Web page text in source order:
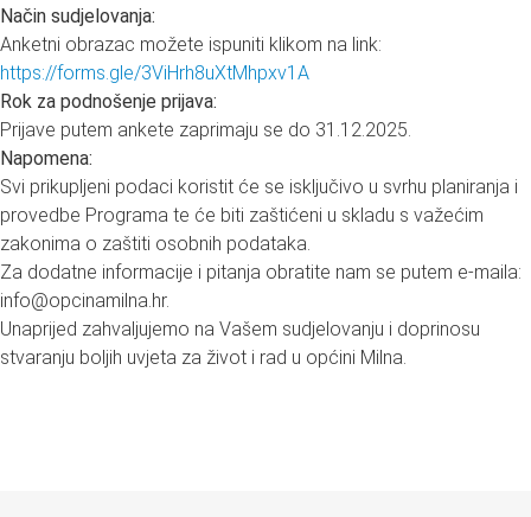
Način sudjelovanja:
Anketni obrazac možete ispuniti klikom na link:
https://forms.gle/3ViHrh8uXtMhpxv1A
Rok za podnošenje prijava:
Prijave putem ankete zaprimaju se do 31.12.2025.
Napomena:
Svi prikupljeni podaci koristit će se isključivo u svrhu planiranja i
provedbe Programa te će biti zaštićeni u skladu s važećim
zakonima o zaštiti osobnih podataka.
Za dodatne informacije i pitanja obratite nam se putem e-maila:
info@opcinamilna.hr.
Unaprijed zahvaljujemo na Vašem sudjelovanju i doprinosu
stvaranju boljih uvjeta za život i rad u općini Milna.